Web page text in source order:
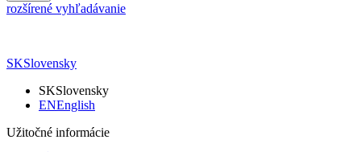
rozšírené vyhľadávanie
SKSlovensky
SKSlovensky
ENEnglish
Užitočné informácie